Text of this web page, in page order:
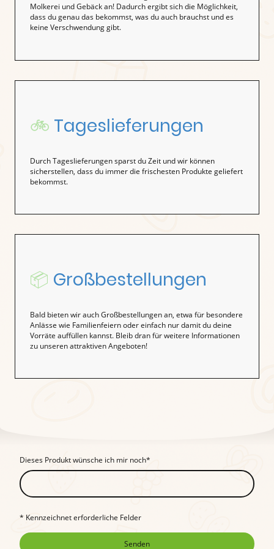
Molkerei und Gebäck an! Dadurch ergibt sich die Möglichkeit,
dass du genau das bekommst, was du auch brauchst und es
keine Verschwendung gibt.
🚲 Tageslieferungen
Durch Tageslieferungen sparst du Zeit und wir können
sicherstellen, dass du immer die frischesten Produkte geliefert
bekommst.
📦 Großbestellungen
Bald bieten wir auch Großbestellungen an, etwa für besondere
Anlässe wie Familienfeiern oder einfach nur damit du deine
Vorräte auffüllen kannst. Bleib dran für weitere Informationen
zu unseren attraktiven Angeboten!
Dieses Produkt wünsche ich mir noch*
* Kennzeichnet erforderliche Felder
Senden